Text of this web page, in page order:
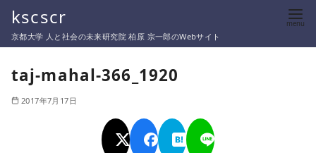
テ
kscscr
京都大学 人と社会の未来研究院 柏原 宗一郎のWebサイト
taj-mahal-366_1920
2017年7月17日